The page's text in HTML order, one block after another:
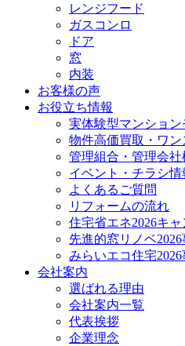
レンジフード
ガスコンロ
ドア
窓
内装
お客様の声
お役立ち情報
実体験型マンション
物件高価買取・ワ
管理組合・管理会社
イベント・チラシ情
よくあるご質問
リフォームの流れ
住宅省エネ2026キ
先進的窓リノベ2026
みらいエコ住宅2026
会社案内
選ばれる理由
会社案内一覧
代表挨拶
企業理念